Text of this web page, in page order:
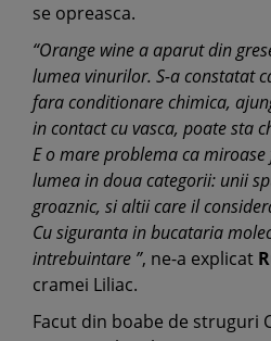
se opreasca.
“Orange wine a aparut din
lumea vinurilor. S-a constatat
fara conditionare chimica,
in contact cu vasca, poate sta
E o mare problema ca
lumea in doua categorii: unii
groaznic, si altii care il
Cu siguranta in bucataria
intrebuintare ”, ne-a explicat
cramei Liliac.
Facut din boabe de struguri